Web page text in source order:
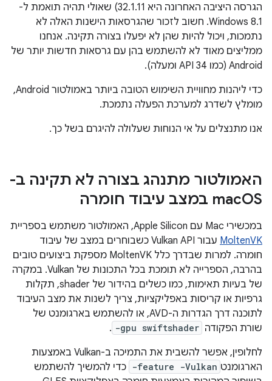
הגרסה היציבה האחרונה היא 32.1.11) שאולי תהיה תואמת ל-
Windows 8.1. חשוב לזכור שהגרסאות הישנות האלה לא
נתמכות, ויכול להיות שהן לא יפעלו בצורה תקינה. אנחנו
ממליצים מאוד לא להשתמש בהן עם גרסאות חדשות יותר של
Android (כמו API 34 ומעלה).
כדי ליהנות מחוויית השימוש הטובה ביותר באמולטור Android,
מומלץ לשדרג למערכת הפעלה נתמכת.
אנו מתנצלים על אי הנוחות שעלולה להיגרם בשל כך.
האמולטור מתנהג בצורה לא תקינה ב-
macOS במצב עיבוד חומרה
במכשירי Mac עם Apple Silicon, האמולטור משתמש בספריית
MoltenVK
עבור Vulkan API כשבוחרים במצב של עיבוד
חומרה. למרות שבדרך כלל MoltenVK מספקת ביצועים טובים
בהרבה, הספרייה לא תומכת בכל התכונות של Vulkan. במקרה
של בעיות תאימות, כמו כשלים בהידור של shader, תקלות
גרפיות או קריסות באפליקציות, צריך לשנות את מצב העיבוד
לתוכנה דרך הגדרות ה-AVD, או להשתמש בארגומנט של
שורת הפקודה -gpu swiftshader
.
לחלופין, אפשר להשבית את התמיכה ב-Vulkan באמצעות
הארגומנט -feature -Vulkan כדי להמשיך להשתמש